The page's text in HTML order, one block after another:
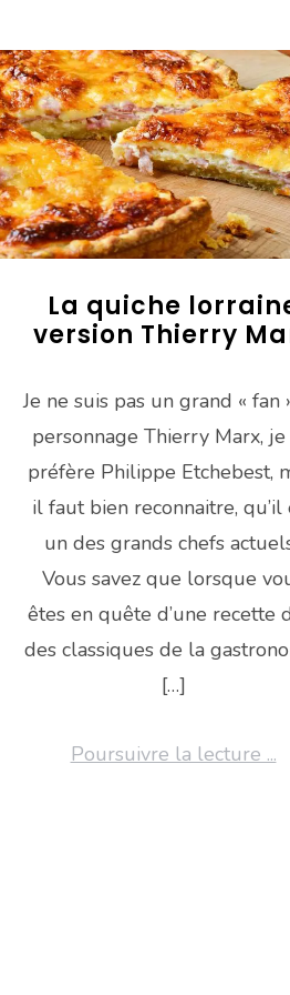
La quiche
version Thierry
Je ne suis pas un grand « fan
personnage Thierry Marx,
préfère Philippe Etchebest,
il faut bien reconnaitre, qu’il
un des grands chefs
Vous savez que lorsque
êtes en quête d’une recette
des classiques de la
[…]
Poursuivre la lecture ...